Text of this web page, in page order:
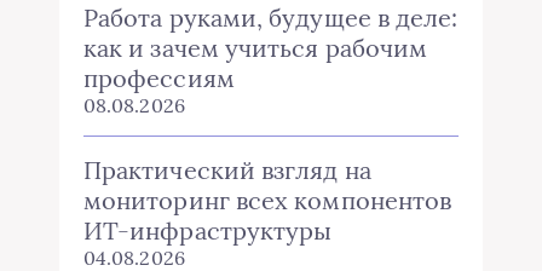
Работа руками, будущее в деле:
как и зачем учиться рабочим
профессиям
08.08.2026
Практический взгляд на
мониторинг всех компонентов
ИТ-инфраструктуры
04.08.2026